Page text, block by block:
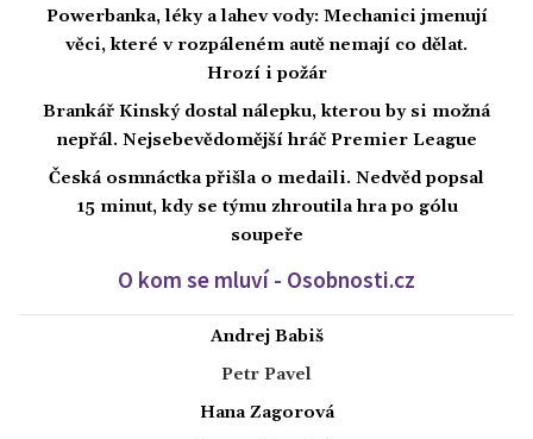
Powerbanka, léky a lahev vody: Mechanici jmenují
věci, které v rozpáleném autě nemají co dělat.
Hrozí i požár
Brankář Kinský dostal nálepku, kterou by si možná
nepřál. Nejsebevědomější hráč Premier League
Česká osmnáctka přišla o medaili. Nedvěd popsal
15 minut, kdy se týmu zhroutila hra po gólu
soupeře
O kom se mluví - Osobnosti.cz
Andrej Babiš
Petr Pavel
Hana Zagorová